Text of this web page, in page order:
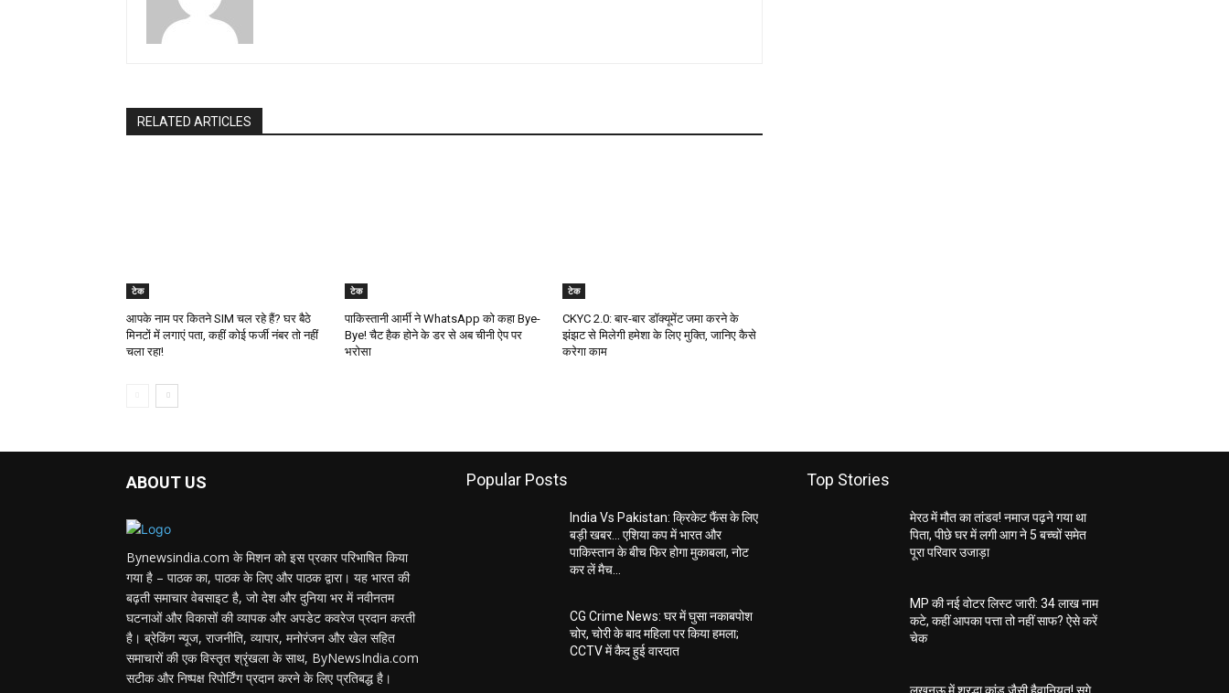
RELATED ARTICLES
टेक
आपके नाम पर कितने SIM चल रहे हैं? घर बैठे
मिनटों में लगाएं पता, कहीं कोई फर्जी नंबर तो नहीं
चला रहा!
टेक
पाकिस्तानी आर्मी ने WhatsApp को कहा Bye-
Bye! चैट हैक होने के डर से अब चीनी ऐप पर
भरोसा
टेक
CKYC 2.0: बार-बार डॉक्यूमेंट जमा करने के
झंझट से मिलेगी हमेशा के लिए मुक्ति, जानिए कैसे
करेगा काम
ABOUT US
Bynewsindia.com के मिशन को इस प्रकार परिभाषित किया
गया है – पाठक का, पाठक के लिए और पाठक द्वारा। यह भारत की
बढ़ती समाचार वेबसाइट है, जो देश और दुनिया भर में नवीनतम
घटनाओं और विकासों की व्यापक और अपडेट कवरेज प्रदान करती
है। ब्रेकिंग न्यूज, राजनीति, व्यापार, मनोरंजन और खेल सहित
समाचारों की एक विस्तृत श्रृंखला के साथ, ByNewsIndia.com
सटीक और निष्पक्ष रिपोर्टिंग प्रदान करने के लिए प्रतिबद्ध है।
Popular Posts
India Vs Pakistan: क्रिकेट फैंस के लिए
बड़ी खबर… एशिया कप में भारत और
पाकिस्तान के बीच फिर होगा मुकाबला, नोट
कर लें मैच...
CG Crime News: घर में घुसा नकाबपोश
चोर, चोरी के बाद महिला पर किया हमला;
CCTV में कैद हुई वारदात
Top Stories
मेरठ में मौत का तांडव! नमाज पढ़ने गया था
पिता, पीछे घर में लगी आग ने 5 बच्चों समेत
पूरा परिवार उजाड़ा
MP की नई वोटर लिस्ट जारी: 34 लाख नाम
कटे, कहीं आपका पत्ता तो नहीं साफ? ऐसे करें
चेक
लखनऊ में श्रद्धा कांड जैसी हैवानियत! सगे